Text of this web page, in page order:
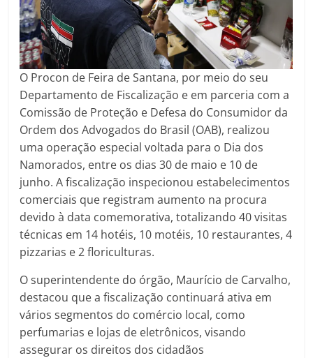
O Procon de Feira de Santana, por meio do seu
Departamento de Fiscalização e em parceria com a
Comissão de Proteção e Defesa do Consumidor da
Ordem dos Advogados do Brasil (OAB), realizou
uma operação especial voltada para o Dia dos
Namorados, entre os dias 30 de maio e 10 de
junho. A fiscalização inspecionou estabelecimentos
comerciais que registram aumento na procura
devido à data comemorativa, totalizando 40 visitas
técnicas em 14 hotéis, 10 motéis, 10 restaurantes, 4
pizzarias e 2 floriculturas.
O superintendente do órgão, Maurício de Carvalho,
destacou que a fiscalização continuará ativa em
vários segmentos do comércio local, como
perfumarias e lojas de eletrônicos, visando
assegurar os direitos dos cidadãos